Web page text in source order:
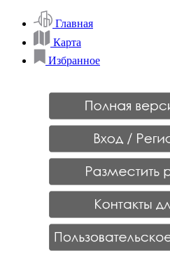
Главная
Карта
Избранное